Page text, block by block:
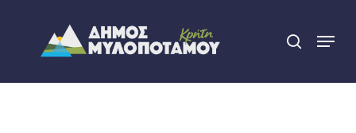
content
search
Menu
Close